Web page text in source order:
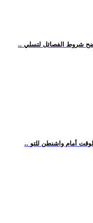
شروط الفصائل لتسلي
أمام واشنطن للتو